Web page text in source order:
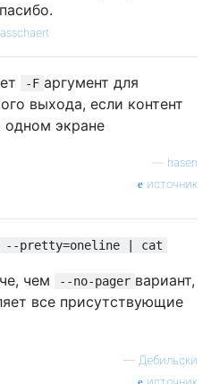
-F аргумент для
выхода, если контент
экране
hasen
источник
pretty=oneline | cat
чем --no-pager вариант,
все присутствующие
— Дебильски